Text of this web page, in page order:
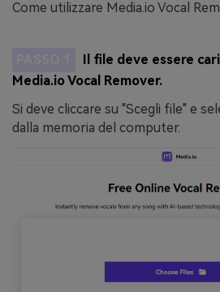
Come utilizzare Media.io Vocal
Il file deve essere
Media.io Vocal Remover.
Si deve cliccare su "Scegli file" e
dalla memoria del computer.